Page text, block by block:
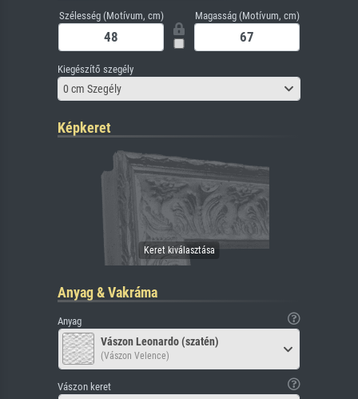
Szélesség (Motívum, cm) Magasság (Motívum, cm)
Kiegészítő szegély
0 cm Szegély
Képkeret
Anyag & Vakráma
Anyag
Vászon Leonardo (szatén)
(Vászon Velence)
Vászon keret